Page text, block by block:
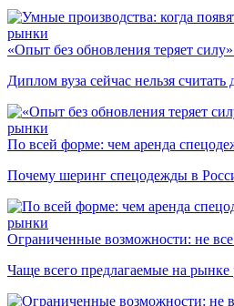
рынки
«Опыт без обновления теряет
Диплом вуза сейчас нельзя
рынки
По всей форме: чем аренда
Почему шеринг спецодежды в
рынки
Ограниченные возможности: не
Чаще всего предлагаемые на